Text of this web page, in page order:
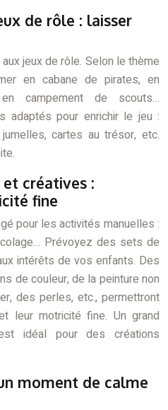
de rôle : laisser
jeux de rôle. Selon le thème
en cabane de pirates, en
campement de scouts…
adaptés pour enrichir le jeu :
cartes au trésor, etc.
créatives :
fine
pour les activités manuelles :
Prévoyez des sets de
intérêts de vos enfants. Des
de couleur, de la peinture non
des perles, etc., permettront
leur motricité fine. Un grand
idéal pour des créations
moment de calme